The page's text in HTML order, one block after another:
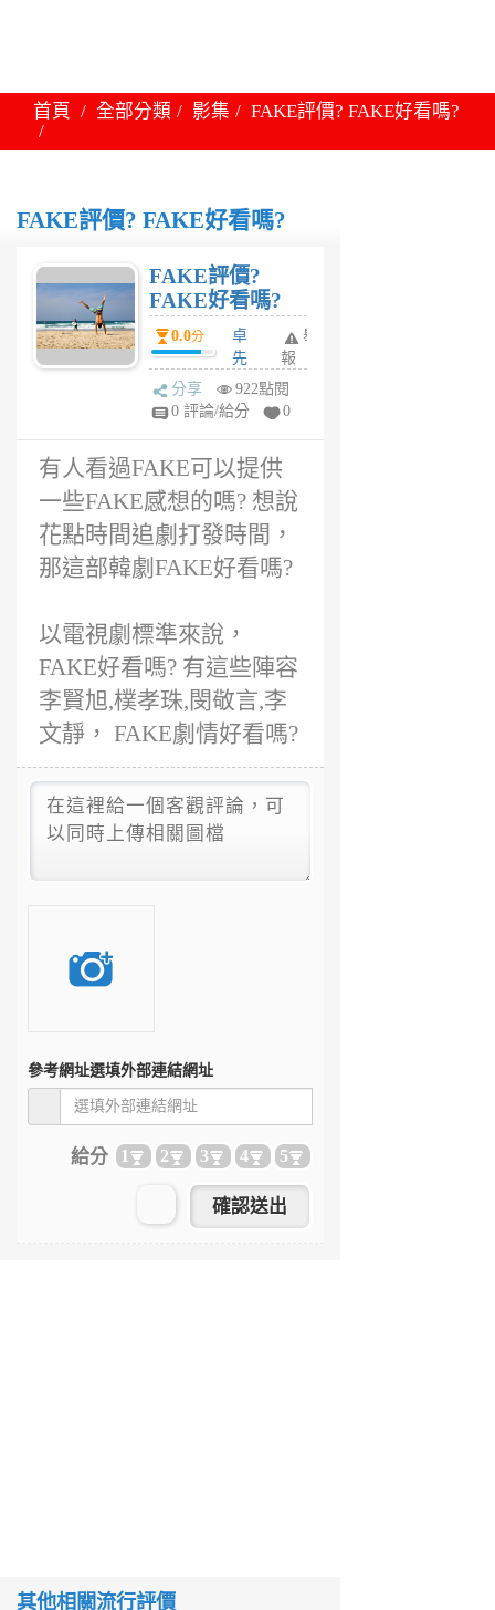
首頁 全部分類 影集 FAKE評價? FAKE好看嗎?
FAKE評價? FAKE好看嗎?
FAKE評價?
FAKE好看嗎?
0.0分
卓
先
生
6
舉
報
分享
922點閱
0 評論/給分
0
有人看過FAKE可以提供
一些FAKE感想的嗎? 想說
花點時間追劇打發時間，
那這部韓劇FAKE好看嗎?
以電視劇標準來說，
FAKE好看嗎? 有這些陣容
李賢旭,樸孝珠,閔敬言,李
文靜， FAKE劇情好看嗎?
參考網址選填外部連結網址
給分 1 2 3 4 5
其他相關流行評價